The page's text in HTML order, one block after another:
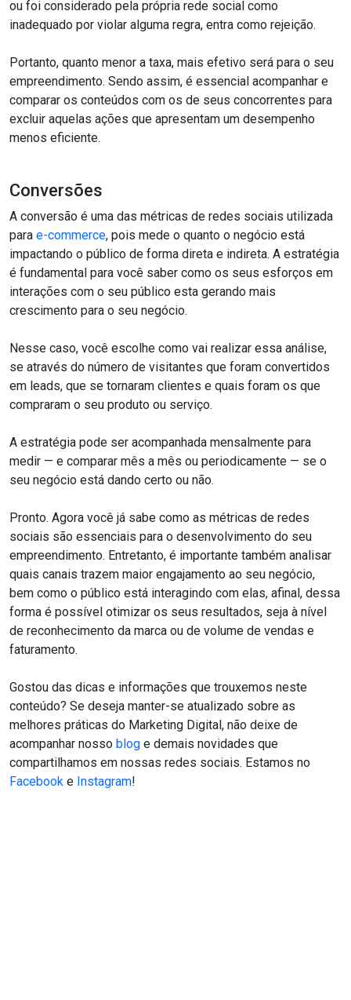
ou foi considerado pela própria rede social como
inadequado por violar alguma regra, entra como rejeição.
Portanto, quanto menor a taxa, mais efetivo será para o seu
empreendimento. Sendo assim, é essencial acompanhar e
comparar os conteúdos com os de seus concorrentes para
excluir aquelas ações que apresentam um desempenho
menos eficiente.
Conversões
A conversão é uma das métricas de redes sociais utilizada
para e-commerce, pois mede o quanto o negócio está
impactando o público de forma direta e indireta. A estratégia
é fundamental para você saber como os seus esforços em
interações com o seu público esta gerando mais
crescimento para o seu negócio.
Nesse caso, você escolhe como vai realizar essa análise,
se através do número de visitantes que foram convertidos
em leads, que se tornaram clientes e quais foram os que
compraram o seu produto ou serviço.
A estratégia pode ser acompanhada mensalmente para
medir — e comparar mês a mês ou periodicamente — se o
seu negócio está dando certo ou não.
Pronto. Agora você já sabe como as métricas de redes
sociais são essenciais para o desenvolvimento do seu
empreendimento. Entretanto, é importante também analisar
quais canais trazem maior engajamento ao seu negócio,
bem como o público está interagindo com elas, afinal, dessa
forma é possível otimizar os seus resultados, seja à nível
de reconhecimento da marca ou de volume de vendas e
faturamento.
Gostou das dicas e informações que trouxemos neste
conteúdo? Se deseja manter-se atualizado sobre as
melhores práticas do Marketing Digital, não deixe de
acompanhar nosso blog e demais novidades que
compartilhamos em nossas redes sociais. Estamos no
Facebook e Instagram!